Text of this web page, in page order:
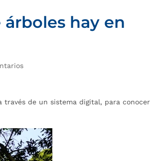
árboles hay en
través de un sistema digital, para conocer